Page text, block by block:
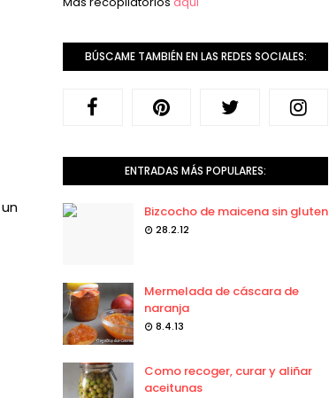
BÚSCAME TAMBIÉN EN LAS REDES SOCIALES:
ENTRADAS MÁS POPULARES:
Bizcocho de maicena sin gluten
28.2.12
Mermelada de cáscara de
naranja
8.4.13
Como recoger, curar y aliñar
aceitunas